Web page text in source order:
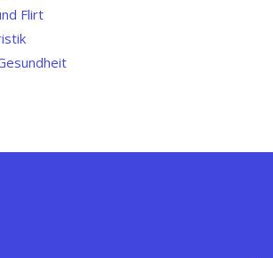
Flirt